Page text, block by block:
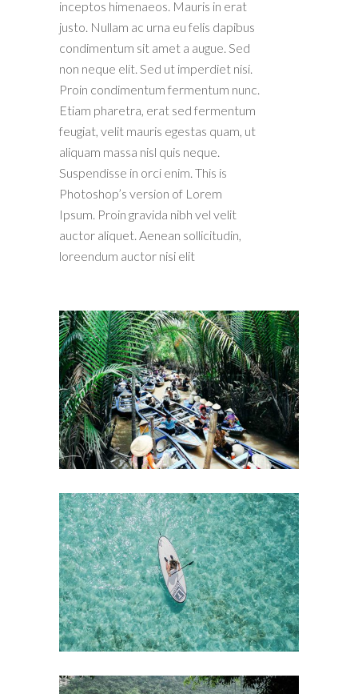
inceptos himenaeos. Mauris in erat
justo. Nullam ac urna eu felis dapibus
condimentum sit amet a augue. Sed
non neque elit. Sed ut imperdiet nisi.
Proin condimentum fermentum nunc.
Etiam pharetra, erat sed fermentum
feugiat, velit mauris egestas quam, ut
aliquam massa nisl quis neque.
Suspendisse in orci enim. This is
Photoshop’s version of Lorem
Ipsum. Proin gravida nibh vel velit
auctor aliquet. Aenean sollicitudin,
loreendum auctor nisi elit